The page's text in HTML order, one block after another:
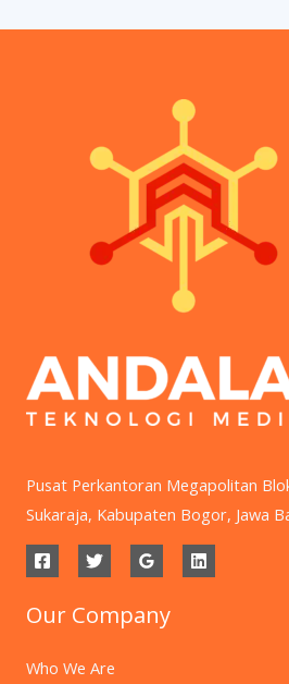
Pusat Perkantoran Megapolitan
Sukaraja, Kabupaten Bogor, Jawa
Our Company
Who We Are